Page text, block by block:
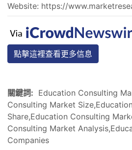
Website: https://
點擊這裡查看更多信息
關鍵詞: Education Consulting
Consulting Market
Share,Education Consulting
Consulting Market
Companies